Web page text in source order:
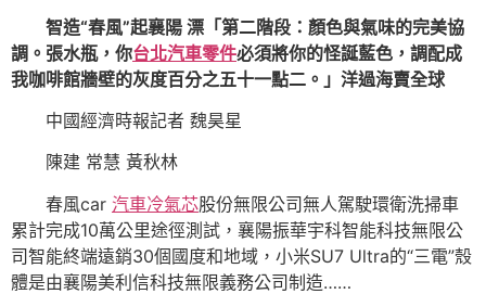
智造“春風”起襄陽 漂「第二階段：顏色與氣味的完美協
調。張水瓶，你台北汽車零件必須將你的怪誕藍色，調配成
我咖啡館牆壁的灰度百分之五十一點二。」洋過海賣全球
中國經濟時報記者 魏昊星
陳建 常慧 黃秋林
春風car 汽車冷氣芯股份無限公司無人駕駛環衛洗掃車
累計完成10萬公里途徑測試，襄陽振華宇科智能科技無限公
司智能終端遠銷30個國度和地域，小米SU7 Ultra的“三電”殼
體是由襄陽美利信科技無限義務公司制造……